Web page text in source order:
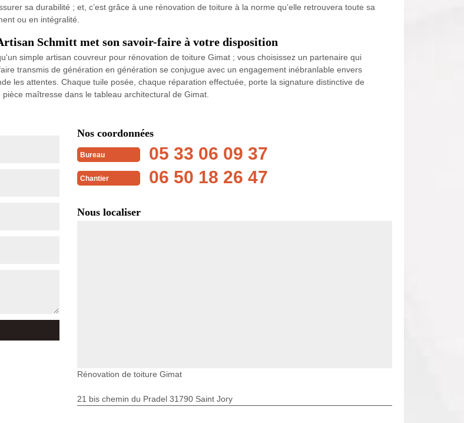
sa durabilité ; et, c’est grâce à une rénovation de toiture à la norme qu’elle retrouvera toute sa
ou en intégralité.
Schmitt met son savoir-faire à votre disposition
simple artisan couvreur pour rénovation de toiture Gimat ; vous choisissez un partenaire qui
transmis de génération en génération se conjugue avec un engagement inébranlable envers
les attentes. Chaque tuile posée, chaque réparation effectuée, porte la signature distinctive de
maîtresse dans le tableau architectural de Gimat.
Nos coordonnées
Bureau 05 33 06 09 37
Chantier 06 50 18 26 47
Nous localiser
Rénovation de toiture Gimat
21 bis chemin du Pradel 31790 Saint Jory